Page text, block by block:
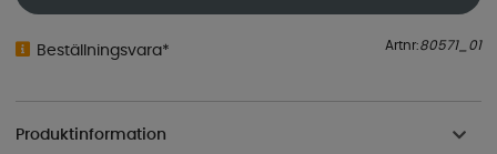
Beställningsvara* Artnr:80571_01
Produktinformation